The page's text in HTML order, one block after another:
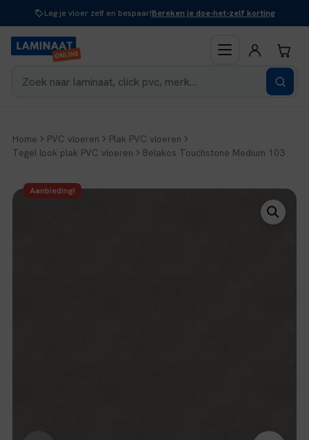
inhoud
Leg je vloer zelf en bespaar!Bereken je doe-het-zelf korting
Home PVC vloeren
Plak PVC vloeren
Tegel look plak PVC vloeren
Belakos Touchstone Medium 103
Aanbieding!